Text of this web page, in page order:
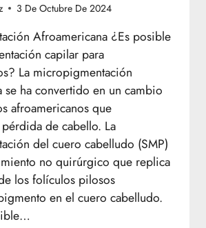
3 De Octubre De 2024
Afroamericana ¿Es posible
capilar para
La micropigmentación
se ha convertido en un cambio
afroamericanos que
de cabello. La
del cuero cabelludo (SMP)
no quirúrgico que replica
los folículos pilosos
en el cuero cabelludo.